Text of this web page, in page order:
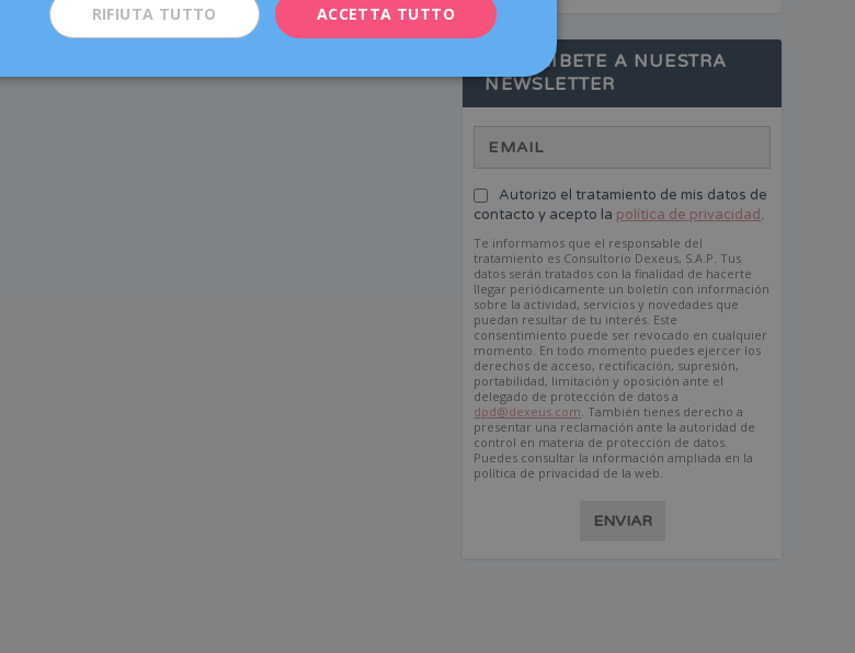
SUSCRÍBETE A NUESTRA
NEWSLETTER
Autorizo el tratamiento de mis datos de
contacto y acepto la política de privacidad.
Te informamos que el responsable del
tratamiento es Consultorio Dexeus, S.A.P. Tus
datos serán tratados con la finalidad de hacerte
llegar periódicamente un boletín con información
sobre la actividad, servicios y novedades que
puedan resultar de tu interés. Este
consentimiento puede ser revocado en cualquier
momento. En todo momento puedes ejercer los
derechos de acceso, rectificación, supresión,
portabilidad, limitación y oposición ante el
delegado de protección de datos a
dpd@dexeus.com. También tienes derecho a
presentar una reclamación ante la autoridad de
control en materia de protección de datos.
Puedes consultar la información ampliada en la
política de privacidad de la web.
ENVIAR
FRENCH
ITALIANO
ESPAÑOL
ACCETTA TUTTO
RIFIUTA TUTTO